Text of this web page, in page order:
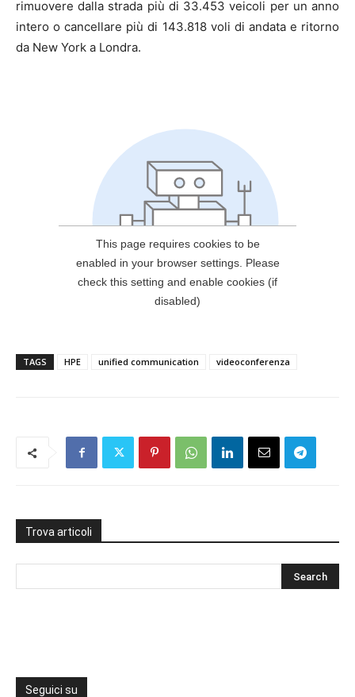
rimuovere dalla strada più di 33.453 veicoli per un anno
intero o cancellare più di 143.818 voli di andata e ritorno
da New York a Londra.
TAGS HPE unified communication videoconferenza
Trova articoli
Seguici su